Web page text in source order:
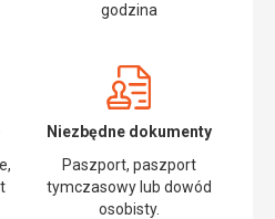
godzina
Niezbędne dokumenty
Paszport, paszport
tymczasowy lub dowód
osobisty.